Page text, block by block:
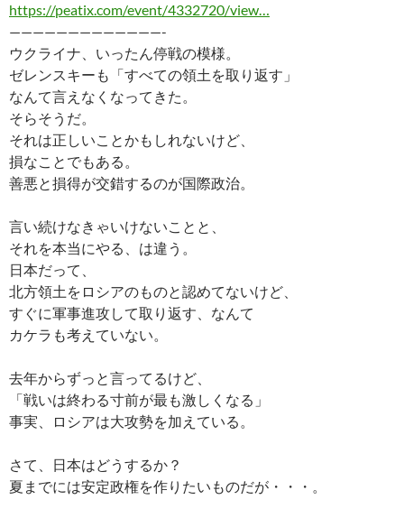
https://peatix.com/event/4332720/view…
—————————————-
ウクライナ、いったん停戦の模様。
ゼレンスキーも「すべての領土を取り返す」
なんて言えなくなってきた。
そらそうだ。
それは正しいことかもしれないけど、
損なことでもある。
善悪と損得が交錯するのが国際政治。
言い続けなきゃいけないことと、
それを本当にやる、は違う。
日本だって、
北方領土をロシアのものと認めてないけど、
すぐに軍事進攻して取り返す、なんて
カケラも考えていない。
去年からずっと言ってるけど、
「戦いは終わる寸前が最も激しくなる」
事実、ロシアは大攻勢を加えている。
さて、日本はどうするか？
夏までには安定政権を作りたいものだが・・・。